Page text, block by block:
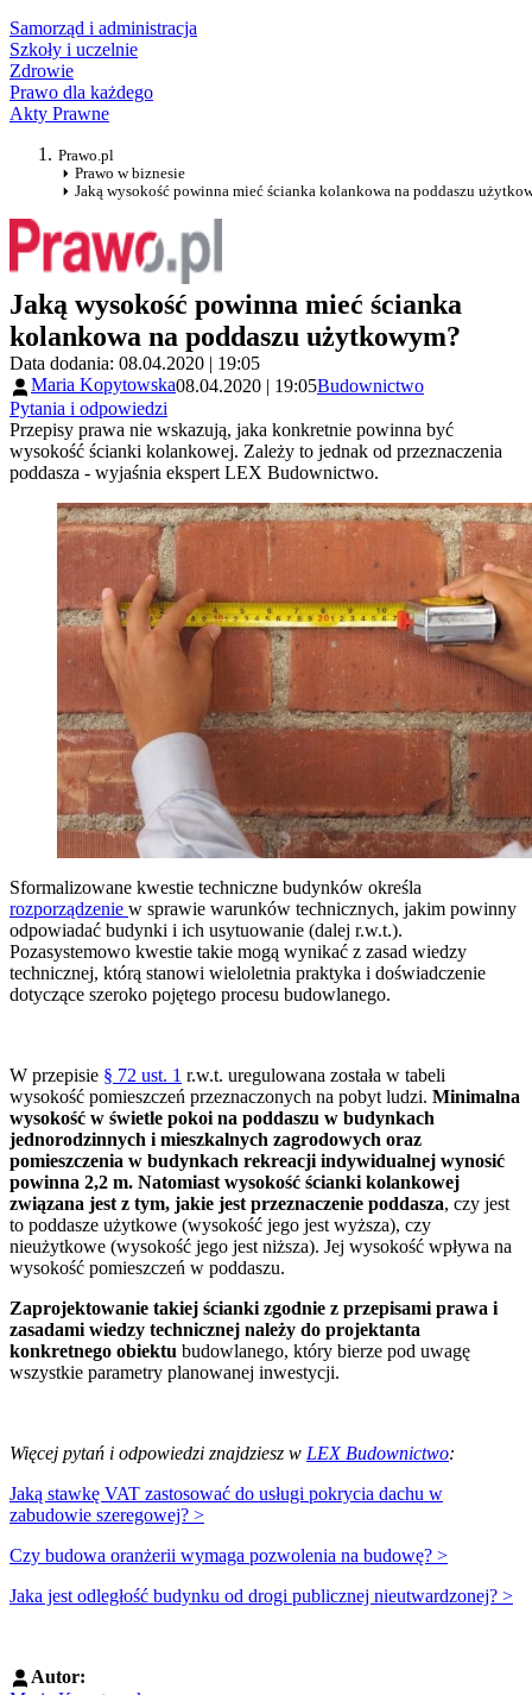
Samorząd i administracja
Szkoły i uczelnie
Zdrowie
Prawo dla każdego
Akty Prawne
Prawo.pl
Prawo w biznesie
Jaką wysokość powinna mieć ścianka kolankowa na poddaszu
Jaką wysokość powinna mieć ścianka
kolankowa na poddaszu użytkowym?
Data dodania: 08.04.2020 | 19:05
Maria Kopytowska08.04.2020 | 19:05Budownictwo
Pytania i odpowiedzi
Przepisy prawa nie wskazują, jaka konkretnie powinna być
wysokość ścianki kolankowej. Zależy to jednak od przeznaczenia
poddasza - wyjaśnia ekspert LEX Budownictwo.
Sformalizowane kwestie techniczne budynków określa
rozporządzenie w sprawie warunków technicznych, jakim powinny
odpowiadać budynki i ich usytuowanie (dalej r.w.t.).
Pozasystemowo kwestie takie mogą wynikać z zasad wiedzy
technicznej, którą stanowi wieloletnia praktyka i doświadczenie
dotyczące szeroko pojętego procesu budowlanego.
W przepisie § 72 ust. 1 r.w.t. uregulowana została w tabeli
wysokość pomieszczeń przeznaczonych na pobyt ludzi. Minimalna
wysokość w świetle pokoi na poddaszu w budynkach
jednorodzinnych i mieszkalnych zagrodowych oraz
pomieszczenia w budynkach rekreacji indywidualnej wynosić
powinna 2,2 m. Natomiast wysokość ścianki kolankowej
związana jest z tym, jakie jest przeznaczenie poddasza, czy jest
to poddasze użytkowe (wysokość jego jest wyższa), czy
nieużytkowe (wysokość jego jest niższa). Jej wysokość wpływa na
wysokość pomieszczeń w poddaszu.
Zaprojektowanie takiej ścianki zgodnie z przepisami prawa i
zasadami wiedzy technicznej należy do projektanta
konkretnego obiektu budowlanego, który bierze pod uwagę
wszystkie parametry planowanej inwestycji.
Więcej pytań i odpowiedzi znajdziesz w LEX Budownictwo:
Jaką stawkę VAT zastosować do usługi pokrycia dachu w
zabudowie szeregowej? >
Czy budowa oranżerii wymaga pozwolenia na budowę? >
Jaka jest odległość budynku od drogi publicznej nieutwardzonej? >
Autor: